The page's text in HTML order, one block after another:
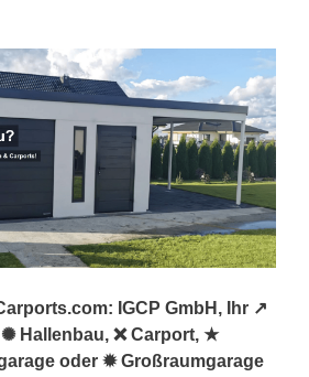
IGCP GmbH, Ihr ↗️
Hallenbau, ❌ Carport, ★
oder ✹ Großraumgarage